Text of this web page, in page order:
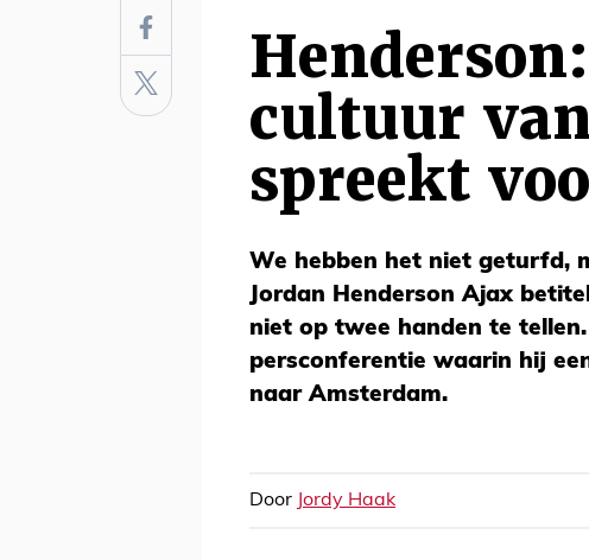
Henderson:
cultuur
spreekt
We hebben het niet geturfd,
Jordan Henderson Ajax
niet op twee handen te
persconferentie waarin hij
naar Amsterdam.
Door Jordy Haak